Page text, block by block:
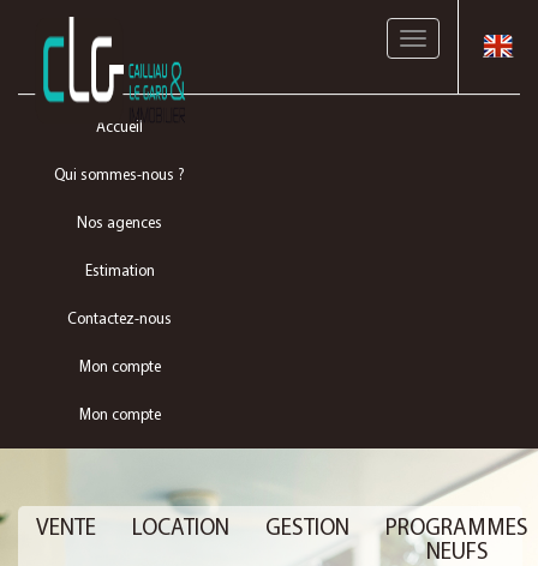
Toggle
Accueil
Qui sommes-nous ?
Nos agences
Estimation
Contactez-nous
Mon compte
Mon compte
VENTE LOCATION GESTION
PROGRAMMES
NEUFS